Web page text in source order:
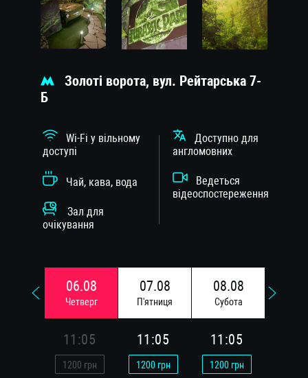
Золоті ворота, вул. Рейтарська 7-
Б
Wi-Fi у вільному
доступі
Чай, кава, вода
Зал для
очікування
Доступно для
англомовних
Ведеться
відеоспостереження
06.08
Четверг
07.08
П'ятниця
08.08
Субота
11:05
1200 грн
11:05
1200грн
11:05
1200грн